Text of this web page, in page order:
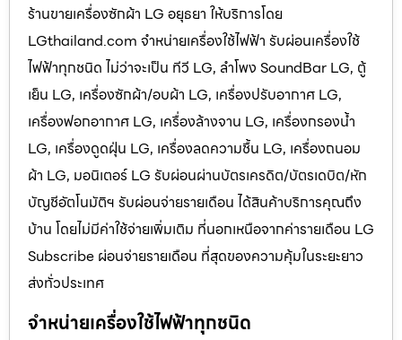
ร้านขายเครื่องซักผ้า LG อยุธยา ให้บริการโดย
LGthailand.com จำหน่ายเครื่องใช้ไฟฟ้า รับผ่อนเครื่องใช้
ไฟฟ้าทุกชนิด ไม่ว่าจะเป็น ทีวี LG, ลำโพง SoundBar LG, ตู้
เย็น LG, เครื่องซักผ้า/อบผ้า LG, เครื่องปรับอากาศ LG,
เครื่องฟอกอากาศ LG, เครื่องล้างจาน LG, เครื่องกรองน้ำ
LG, เครื่องดูดฝุ่น LG, เครื่องลดความชื้น LG, เครื่องถนอม
ผ้า LG, มอนิเตอร์ LG รับผ่อนผ่านบัตรเครดิต/บัตรเดบิต/หัก
บัญชีอัตโนมัติฯ รับผ่อนจ่ายรายเดือน ได้สินค้าบริการคุณถึง
บ้าน โดยไม่มีค่าใช้จ่ายเพิ่มเติม ที่นอกเหนือจากค่ารายเดือน LG
Subscribe ผ่อนจ่ายรายเดือน ที่สุดของความคุ้มในระยะยาว
ส่งทั่วประเทศ
จำหน่ายเครื่องใช้ไฟฟ้าทุกชนิด